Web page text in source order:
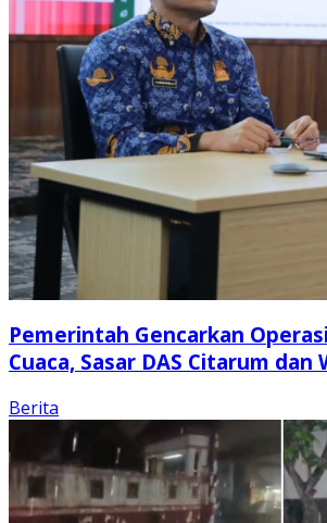
Pemerintah Gencarkan
Cuaca, Sasar DAS Citarum dan
Berita